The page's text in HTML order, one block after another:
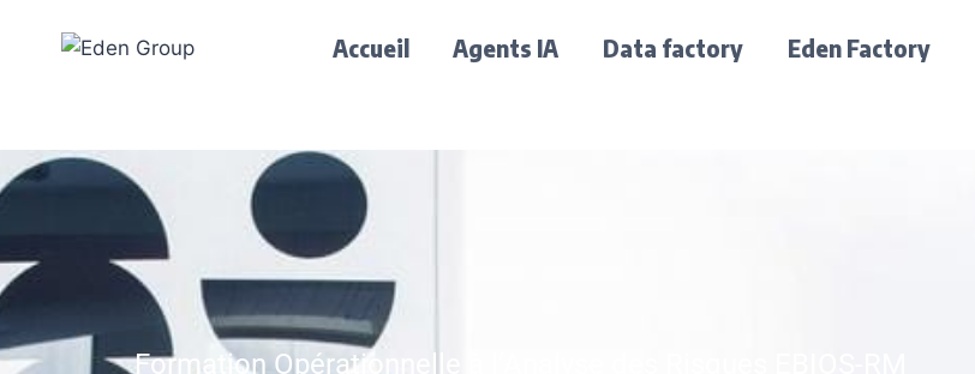
Accueil Agents IA Data factory Eden Factory
Formation Opérationnelle à l’Analyse des Risques EBIOS-RM